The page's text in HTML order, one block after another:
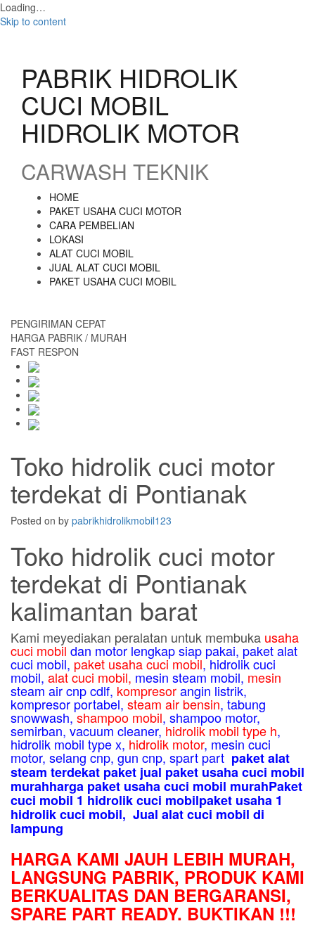
Loading…
Skip to content
PABRIK HIDROLIK
CUCI MOBIL
HIDROLIK MOTOR
CARWASH TEKNIK
HOME
PAKET USAHA CUCI MOTOR
CARA PEMBELIAN
LOKASI
ALAT CUCI MOBIL
JUAL ALAT CUCI MOBIL
PAKET USAHA CUCI MOBIL
PENGIRIMAN CEPAT
HARGA PABRIK / MURAH
FAST RESPON
Toko hidrolik cuci motor
terdekat di Pontianak
Posted on by pabrikhidrolikmobil123
Toko hidrolik cuci motor
terdekat di Pontianak
kalimantan barat
Kami meyediakan peralatan untuk membuka usaha
cuci mobil dan motor lengkap siap pakai, paketalat
cuci mobil, paket usaha cuci mobil,hidrolik cuci
mobil, alat cuci mobil, mesin steam mobil, mesin
steam air cnp cdlf, kompresorangin listrik,
kompresor portabel, steam air bensin, tabung
snowwash,shampoo mobil, shampoo motor,
semirban, vacuum cleaner,hidrolik mobil type h,
hidrolik mobil type x, hidrolik motor, mesin cuci
motor, selang cnp, gun cnp, spart part paket alat
steam terdekat paket jual paket usaha cuci mobil
murahharga paket usaha cuci mobil murahPaket
cuci mobil 1 hidrolik cuci mobilpaket usaha 1
hidrolik cuci mobil, Jual alat cuci mobil di
lampung
HARGA KAMI JAUH LEBIH MURAH,
LANGSUNG PABRIK, PRODUK KAMI
BERKUALITAS DAN BERGARANSI,
SPARE PART READY. BUKTIKAN !!!